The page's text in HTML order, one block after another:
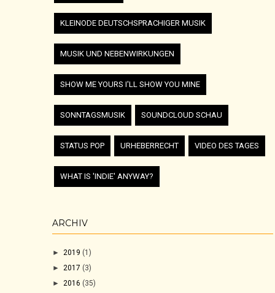
KLEINODE DEUTSCHSPRACHIGER MUSIK
MUSIK UND NEBENWIRKUNGEN
SHOW ME YOURS I'LL SHOW YOU MINE
SONNTAGSMUSIK SOUNDCLOUD SCHAU
STATUS POP URHEBERRECHT VIDEO DES TAGES
WHAT IS 'INDIE' ANYWAY?
ARCHIV
► 2019 (1)
► 2017 (3)
► 2016 (35)